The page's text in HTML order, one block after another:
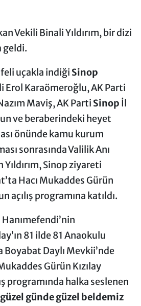
Vekili Binali Yıldırım, bir dizi
geldi.
uçakla indiği Sinop
Erol Karaömeroğlu, AK Parti
Maviş, AK Parti Sinop İl
ve beraberindeki heyet
önünde kamu kurum
sonrasında Valilik Anı
Sinop ziyareti
Hacı Mukaddes Gürün
açılış programına katıldı.
Hanımefendi’nin
81 ilde 81 Anaokulu
Boyabat Daylı Mevkii’nde
Gürün Kızılay
programında halka seslenen
günde güzel beldemiz